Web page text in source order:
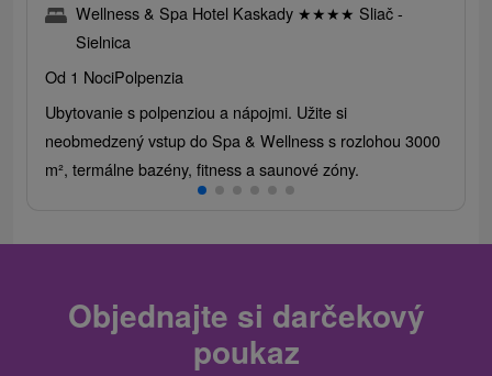
Wellness & Spa Hotel Kaskady ★★★★ Sliač -
Sielnica
Od 1 NociPolpenzia
Ubytovanie s polpenziou a nápojmi. Užite si
neobmedzený vstup do Spa & Wellness s rozlohou 3000
m², termálne bazény, fitness a saunové zóny.
Objednajte si darčekový
poukaz